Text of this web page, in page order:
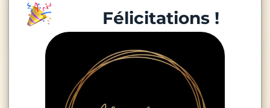
Félicitations !